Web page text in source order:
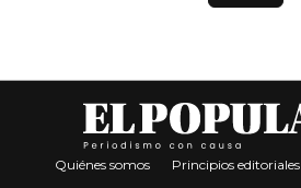
Quiénes somos Principios editoriales